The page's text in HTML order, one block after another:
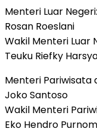
Menteri Luar Negeri:
Rosan Roeslani
Wakil Menteri Luar
Teuku Riefky
Menteri Pariwisata
Joko Santoso
Wakil Menteri
Eko Hendro